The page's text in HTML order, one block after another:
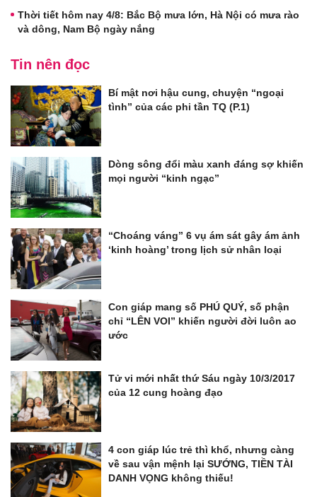
Thời tiết hôm nay 4/8: Bắc Bộ mưa lớn, Hà Nội có mưa rào
và dông, Nam Bộ ngày nắng
Tin nên đọc
Bí mật nơi hậu cung, chuyện “ngoại
tình” của các phi tần TQ (P.1)
Dòng sông đổi màu xanh đáng sợ khiến
mọi người “kinh ngạc”
“Choáng váng” 6 vụ ám sát gây ám ảnh
‘kinh hoàng’ trong lịch sử nhân loại
Con giáp mang số PHÚ QUÝ, số phận
chỉ “LÊN VOI” khiến người đời luôn ao
ước
Tử vi mới nhất thứ Sáu ngày 10/3/2017
của 12 cung hoàng đạo
4 con giáp lúc trẻ thì khổ, nhưng càng
về sau vận mệnh lại SƯỚNG, TIỀN TÀI
DANH VỌNG không thiếu!